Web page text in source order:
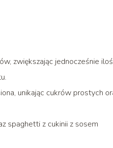
zwiększając jednocześnie
unikając cukrów prostych
spaghetti z cukinii z sosem